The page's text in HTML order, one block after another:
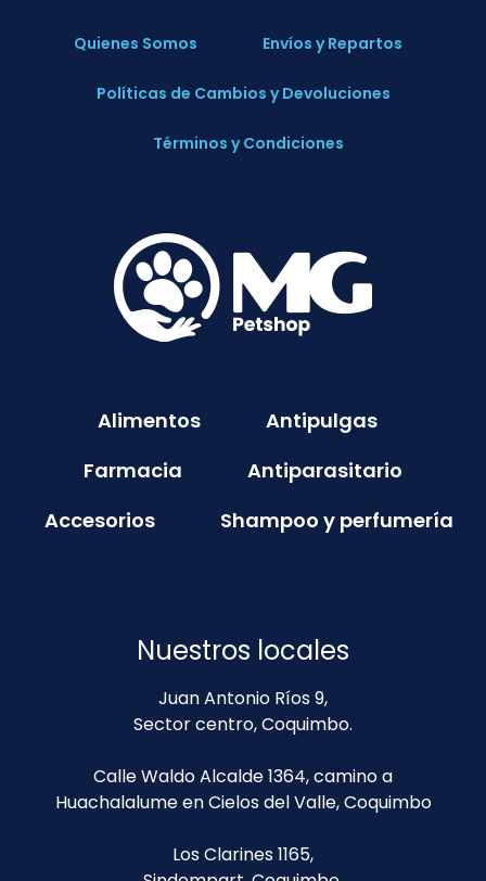
Quienes Somos Envíos y Repartos
Políticas de Cambios y Devoluciones
Términos y Condiciones
Alimentos
Antipulgas
Farmacia
Antiparasitario
Accesorios
Shampoo y perfumería
Nuestros locales
Juan Antonio Ríos 9,
Sector centro, Coquimbo.
Calle Waldo Alcalde 1364, camino a
Huachalalume en Cielos del Valle, Coquimbo
Los Clarines 1165,